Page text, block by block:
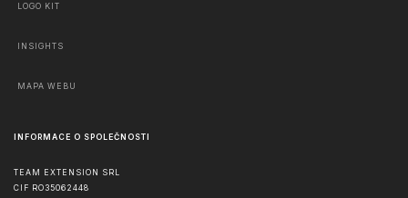
LOGO KIT
INSIGHTS
MAPA WEBU
INFORMACE O SPOLEČNOSTI
TEAM EXTENSION SRL
CIF RO35062448